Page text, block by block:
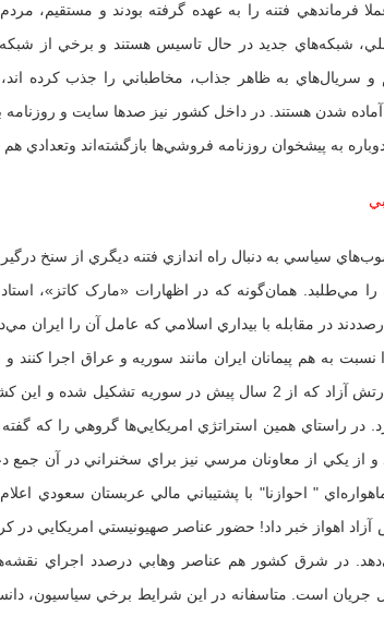
فرماندهي فتنه را به عهده گرفته بودند و مستقيم،
شبکه‌هاي جديد در حال تاسيس هستند و برخي از
و سريال‌هاي به ظاهر جذاب، مخاطباني را جذب کرده
شدن هستند. در داخل کشور نيز صدها سايت و روزنامه
به پيشخوان روزنامه فروشي‌ها بازگشته‌اند وتعدادي
سياسي به دنبال راه اندازي فتنه ديگري از سنخ
مي‌طلبد. همان‌گونه که در اظهارات «مارک کاتز»،
در مقابله با بيداري اسلامي که عامل آن را ايران
به هم پيمانان ايران مانند سوريه و عراق اجرا
براي نمونه مي‌توان به تشکيل ارتش آزاد که از 2 سال پيش در
در راستاي همين استراتژي امريکايي‌ها گروهي را که
از يکي از معاونان مرسي نيز براي سخنراني در آن جمع
" احوازنا" با پشتيباني مالي عربستان سعودي
اهواز خبر داد! حضور عناصر صهيونيستي امريکايي در
در شرق کشور هم عناصر وهابي درصدد اجراي
است. متاسفانه در اين شرايط برخي سياسيون،